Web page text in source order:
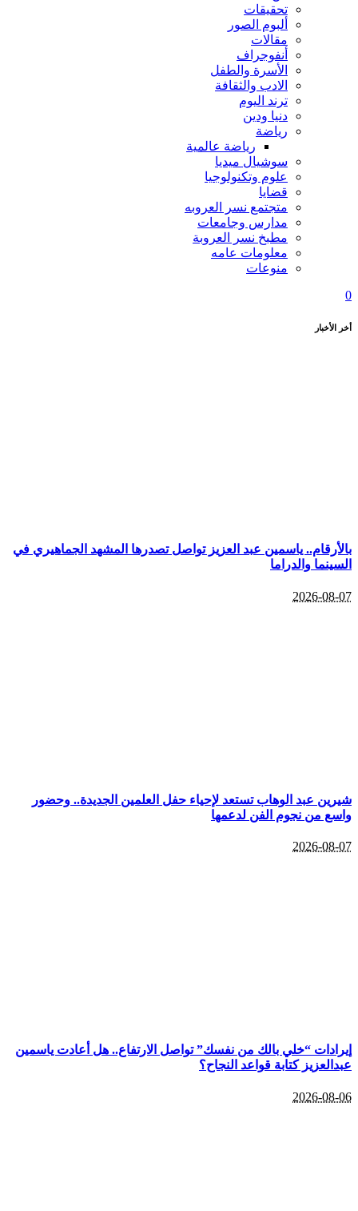
تحقيقات
ألبوم الصور
مقالات
أنفوجراف
الأسرة والطفل
الادب والثقافة
ترند اليوم
دنيا ودين
رياضة
رياضة عالمية
سوشيال ميديا
علوم وتكنولوجيا
قضايا
متجتمع نسر العروبه
مدارس وجامعات
مطبخ نسر العروبة
معلومات عامه
منوعات
0
أخر الأخبار
بالأرقام.. ياسمين عبد العزيز تواصل تصدرها المشهد الجماهيري في
السينما والدراما
2026-08-07
شيرين عبد الوهاب تستعد لإحياء حفل العلمين الجديدة.. وحضور
واسع من نجوم الفن لدعمها
2026-08-07
إيرادات “خلي بالك من نفسك” تواصل الارتفاع.. هل أعادت ياسمين
عبدالعزيز كتابة قواعد النجاح؟
2026-08-06